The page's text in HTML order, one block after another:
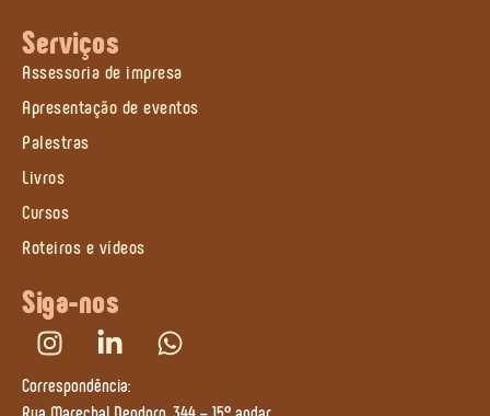
Serviços
Assessoria de impresa
Apresentação de eventos
Palestras
Livros
Cursos
Roteiros e vídeos
Siga-nos
Correspondência:
Rua Marechal Deodoro, 344 – 15º andar